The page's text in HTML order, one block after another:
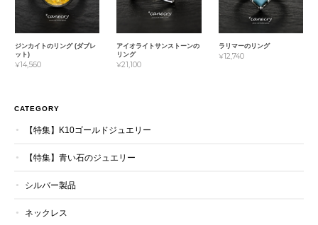
ジンカイトのリング (ダブレ
ット)
¥14,560
アイオライトサンストーンの
リング
¥21,100
ラリマーのリング
¥12,740
CATEGORY
【特集】K10ゴールドジュエリー
【特集】青い石のジュエリー
シルバー製品
ネックレス